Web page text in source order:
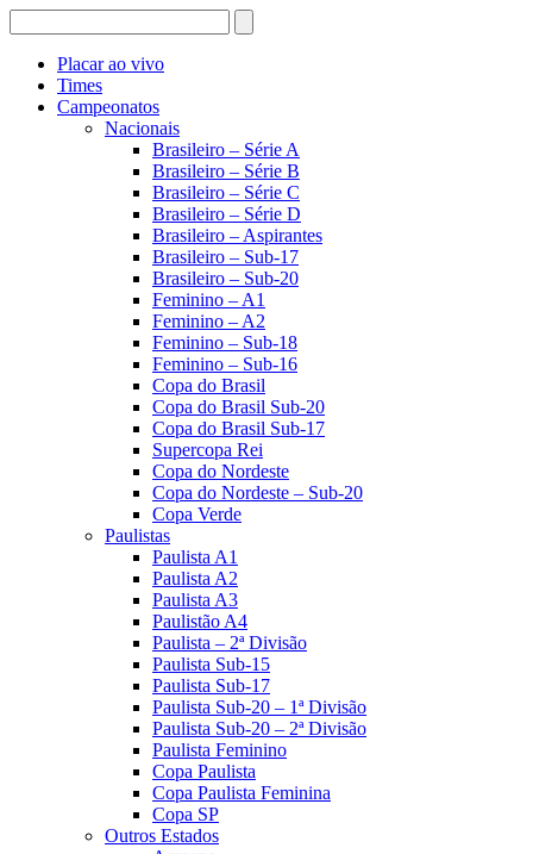
Placar ao vivo
Times
Campeonatos
Nacionais
Brasileiro – Série A
Brasileiro – Série B
Brasileiro – Série C
Brasileiro – Série D
Brasileiro – Aspirantes
Brasileiro – Sub-17
Brasileiro – Sub-20
Feminino – A1
Feminino – A2
Feminino – Sub-18
Feminino – Sub-16
Copa do Brasil
Copa do Brasil Sub-20
Copa do Brasil Sub-17
Supercopa Rei
Copa do Nordeste
Copa do Nordeste – Sub-20
Copa Verde
Paulistas
Paulista A1
Paulista A2
Paulista A3
Paulistão A4
Paulista – 2ª Divisão
Paulista Sub-15
Paulista Sub-17
Paulista Sub-20 – 1ª Divisão
Paulista Sub-20 – 2ª Divisão
Paulista Feminino
Copa Paulista
Copa Paulista Feminina
Copa SP
Outros Estados